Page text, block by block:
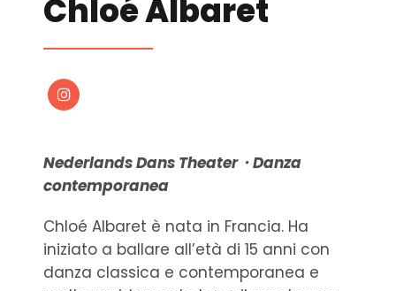
Chloé Albaret
Nederlands Dans Theater・Danza
contemporanea
Chloé Albaret è nata in Francia. Ha
iniziato a ballare all’età di 15 anni con
danza classica e contemporanea e